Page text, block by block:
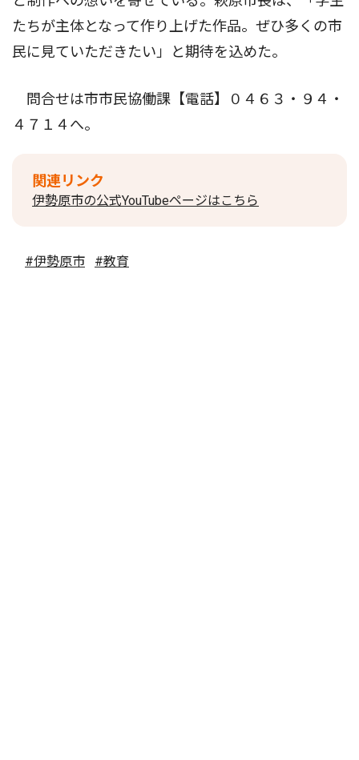
たちが主体となって作り上げた作品。ぜひ多くの市
民に見ていただきたい」と期待を込めた。
問合せは市市民協働課【電話】０４６３・９４・
４７１４へ。
関連リンク
伊勢原市の公式YouTubeページはこちら
#伊勢原市 #教育